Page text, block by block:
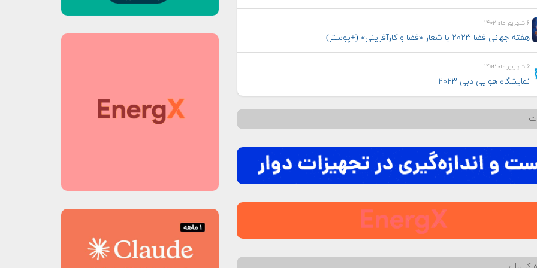
۶ شهریور ماه ۱۴۰۲
هفته جهانی فضا ۲۰۲۳ با شعار «فضا و کارآفرینی» (+پوستر)
۶ شهریور ماه ۱۴۰۲
نمایشگاه هوایی دبی ۲۰۲۳